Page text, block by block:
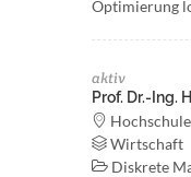
Optimierung
aktiv
Prof. Dr.-Ing.
Wirtschaft
Diskrete